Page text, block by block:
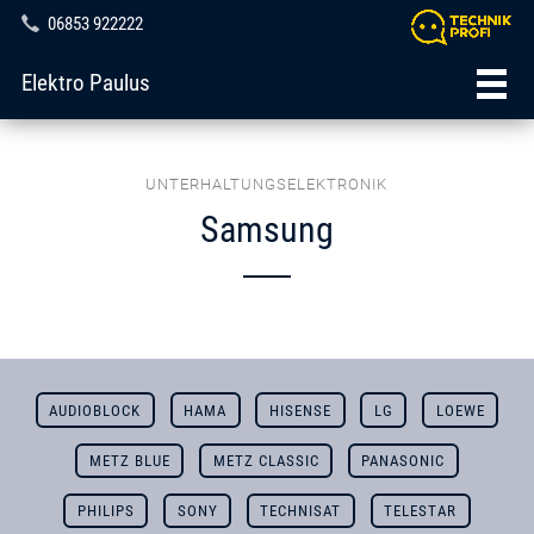
06853 922222
Elektro Paulus
UNTERHALTUNGSELEKTRONIK
Samsung
AUDIOBLOCK HAMA HISENSE LG LOEWE
METZ BLUE METZ CLASSIC PANASONIC
PHILIPS SONY TECHNISAT TELESTAR